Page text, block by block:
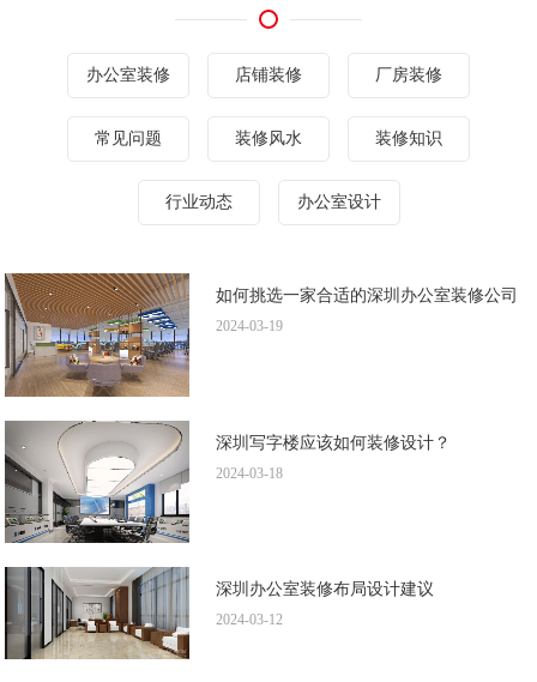
办公室装修 店铺装修 厂房装修
常见问题 装修风水 装修知识
行业动态 办公室设计
如何挑选一家合适的深圳办公室装修公司
2024-03-19
深圳写字楼应该如何装修设计？
2024-03-18
深圳办公室装修布局设计建议
2024-03-12